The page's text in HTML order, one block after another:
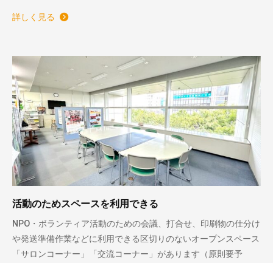
詳しく見る
活動のためスペースを利用できる
NPO・ボランティア活動のための会議、打合せ、印刷物の仕分け
や発送準備作業などに利用できる区切りのないオープンスペース
「サロンコーナー」「交流コーナー」があります（原則要予